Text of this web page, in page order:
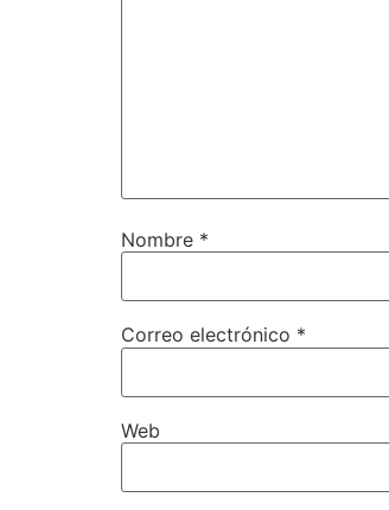
Nombre *
Correo electrónico *
Web